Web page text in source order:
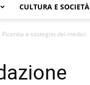
CULTURA E SOCIETÀ
a sostegno dei medici.